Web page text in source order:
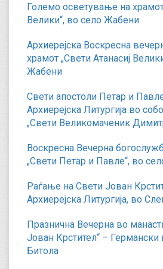
Големо осветување на храмот
Велики“, во село Жабени
Архиерејска Воскресна
храмот „Свети Атанасиј
Жабени
Свети апостоли Петар и
Архиерејска Литургија во
„Свети Великомаченик
Воскресна Вечерна
„Свети Петар и Павле“, во
Раѓање на Свети Јован
Архиерејска Литургија, во
Празнична Вечерна во
Јован Крстител“ – Германски
Битола